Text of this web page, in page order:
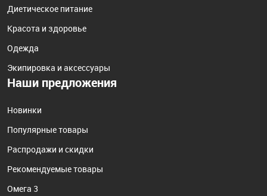
Диетическое питание
Красота и здоровье
Одежда
Экипировка и аксессуары
Наши предложения
Новинки
Популярные товары
Распродажи и скидки
Рекомендуемые товары
Омега 3